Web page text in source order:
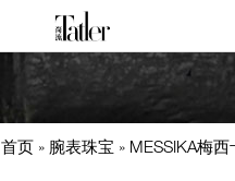
首页 腕表珠宝 MESSIKA梅